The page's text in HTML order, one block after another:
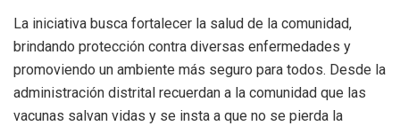
La iniciativa busca fortalecer la salud de la comunidad,
brindando protección contra diversas enfermedades y
promoviendo un ambiente más seguro para todos. Desde la
administración distrital recuerdan a la comunidad que las
vacunas salvan vidas y se insta a que no se pierda la